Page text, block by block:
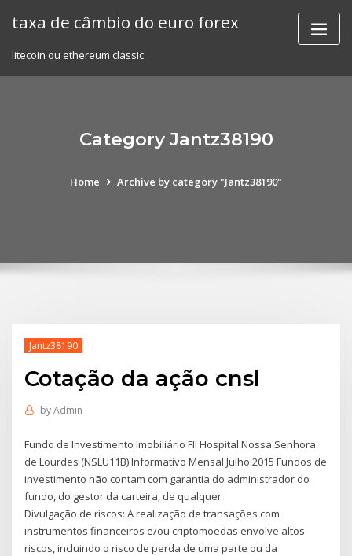
taxa de câmbio do euro forex
litecoin ou ethereum classic
Category Jantz38190
Home Archive by category "Jantz38190"
Jantz38190
Cotação da ação cnsl
byAdmin
Fundo de Investimento Imobiliário FII Hospital Nossa Senhora
de Lourdes (NSLU11B) Informativo Mensal Julho 2015 Fundos de
investimento não contam com garantia do administrador do
fundo, do gestor da carteira, de qualquer
Divulgação de riscos: A realização de transações com
instrumentos financeiros e/ou criptomoedas envolve altos
riscos, incluindo o risco de perda de uma parte ou da